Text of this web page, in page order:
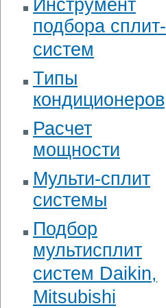
Инструмент
подбора сплит-
систем
Типы
кондиционеров
Расчет
мощности
Мульти-сплит
системы
Подбор
мультисплит
систем Daikin,
Mitsubishi